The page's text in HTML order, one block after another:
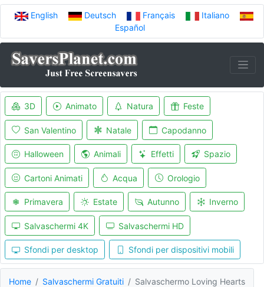
English Deutsch Français
Italiano
Español
3D Animato Natura Feste
San Valentino Natale Capodanno
Halloween Animali Effetti Spazio
Cartoni Animati Acqua Orologio
Primavera Estate Autunno Inverno
Salvaschermi 4K Salvaschermi HD
Sfondi per desktop Sfondi per dispositivi mobili
Home Salvaschermi Gratuiti Salvaschermo Loving Hearts